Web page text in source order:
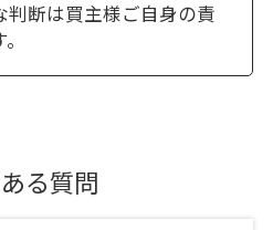
断は買主様ご自身の責
る質問